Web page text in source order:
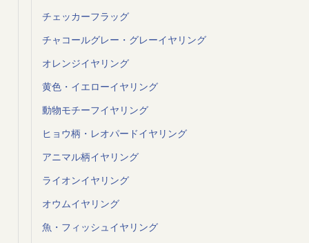
チェッカーフラッグ
チャコールグレー・グレーイヤリング
オレンジイヤリング
黄色・イエローイヤリング
動物モチーフイヤリング
ヒョウ柄・レオパードイヤリング
アニマル柄イヤリング
ライオンイヤリング
オウムイヤリング
魚・フィッシュイヤリング